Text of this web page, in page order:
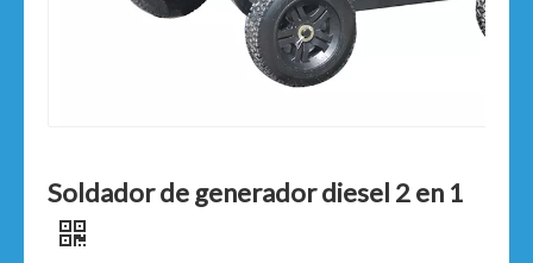
Soldador de generador diesel 2 en 1